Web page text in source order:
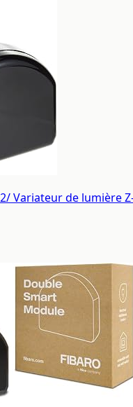
Variateur de lumière